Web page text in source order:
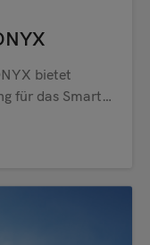
bietet
für das Smart…